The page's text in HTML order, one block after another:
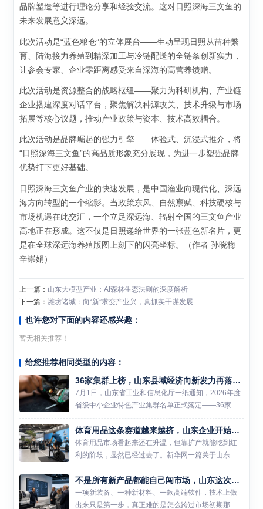
品牌塑造等进行理论分享和经验交流。这对日照深海三文鱼的
未来发展意义深远。
此次活动是“蓝色粮仓”的立体展台——生动呈现日照从苗种繁
育、陆海接力养殖到精深加工与冷链配送的全链条创新实力，
让参会专家、企业零距离感受来自深海的高营养馈赠。
此次活动是资源整合的战略枢纽——聚力为科研机构、产业链
企业搭建深度对话平台，聚焦解决种源攻关、技术升级与市场
拓展等核心议题，推动产业政策与资本、技术高效耦合。
此次活动是品牌崛起的强力引擎——体验式、沉浸式推介，将
“日照深海三文鱼”的高品质形象充分展现，为进一步塑强品牌
优势打下更好基础。
日照深海三文鱼产业的快速发展，是中国渔业向现代化、深远
海方向转型的一个缩影。当政策东风、自然禀赋、科技硬核与
市场机遇在此交汇，一个立足深远海、辐射全国的三文鱼产业
高地正在形成。这不仅是日照递给世界的一张蓝色新名片，更
是在全球深远海养殖版图上刻下的闪亮坐标。（作者 孙晓梅
辛崇娟）
上一篇： 山东大模型产业：AI森林生态法则的深度解析
下一篇：潍坊诸城：向“新”求变产业兴，真抓实干谋发展
也许您对下面的内容还感兴趣：
暂无相关推荐！
给您推荐相同类型的内容：
36家集群上榜，山东县域经济向新发力再落一子
7月1日，山东省工业和信息化厅一纸通知，2026年度
省级中小企业特色产业集群名单正式落定——36家集
群榜上有名。 这不是一个简单的数字。翻看名单你会
发现，机器人、新材料、高端装备制造、生物材料等
新质生产力...
体育用品这条赛道越来越挤，山东企业开始把解法从车间挪到赛事和数据里
体育用品市场看起来还在升温，但靠扩产就能吃到红
利的阶段，显然已经过去了。新华网一篇关于山东体
育用品产业的报道提到，国内体育用品制造及销售总
产出已突破两万亿元，可行业平均库存周转天数却超
过140天。热闹还在...
不是所有新产品都能自己闯市场，山东这次把首台套和首版次一起拉进保险补偿
一项新装备、一种新材料、一款高端软件，技术上做
出来只是第一步，真正难的是怎么跨过市场初期那道